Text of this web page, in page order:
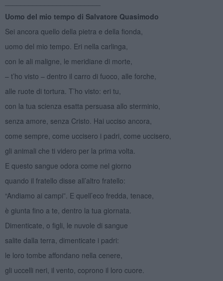
Uomo del mio tempo di Salvatore Quasimodo
Sei ancora quello della pietra e della fionda,
uomo del mio tempo. Eri nella carlinga,
con le ali maligne, le meridiane di morte,
– t’ho visto – dentro il carro di fuoco, alle forche,
alle ruote di tortura. T’ho visto: eri tu,
con la tua scienza esatta persuasa allo sterminio,
senza amore, senza Cristo. Hai ucciso ancora,
come sempre, come uccisero i padri, come uccisero,
gli animali che ti videro per la prima volta.
E questo sangue odora come nel giorno
quando il fratello disse all’altro fratello:
“Andiamo ai campi”. E quell’eco fredda, tenace,
è giunta fino a te, dentro la tua giornata.
Dimenticate, o figli, le nuvole di sangue
salite dalla terra, dimenticate i padri:
le loro tombe affondano nella cenere,
gli uccelli neri, il vento, coprono il loro cuore.